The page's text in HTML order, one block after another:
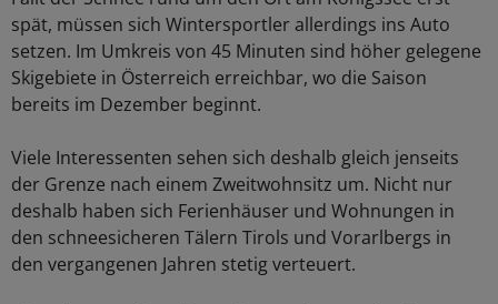
spät, müssen sich Wintersportler allerdings ins Auto
setzen. Im Umkreis von 45 Minuten sind höher gelegene
Skigebiete in Österreich erreichbar, wo die Saison
bereits im Dezember beginnt.
Viele Interessenten sehen sich deshalb gleich jenseits
der Grenze nach einem Zweitwohnsitz um. Nicht nur
deshalb haben sich Ferienhäuser und Wohnungen in
den schneesicheren Tälern Tirols und Vorarlbergs in
den vergangenen Jahren stetig verteuert.